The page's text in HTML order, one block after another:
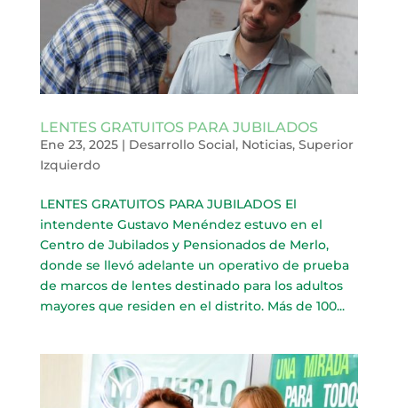
LENTES GRATUITOS PARA JUBILADOS
Ene 23, 2025| Desarrollo Social, Noticias, Superior
Izquierdo
LENTES GRATUITOS PARA JUBILADOS El
intendente Gustavo Menéndez estuvo en el
Centro de Jubilados y Pensionados de Merlo,
donde se llevó adelante un operativo de prueba
de marcos de lentes destinado para los adultos
mayores que residen en el distrito. Más de 100...